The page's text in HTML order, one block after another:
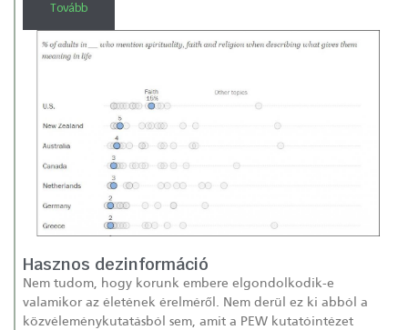
Tovább
Hasznos dezinformáció
Nem tudom, hogy korunk embere elgondolkodik-e
valamikor az életének érelméről. Nem derül ez ki abból a
közvéleménykutatásból sem, amit a PEW kutatóintézet